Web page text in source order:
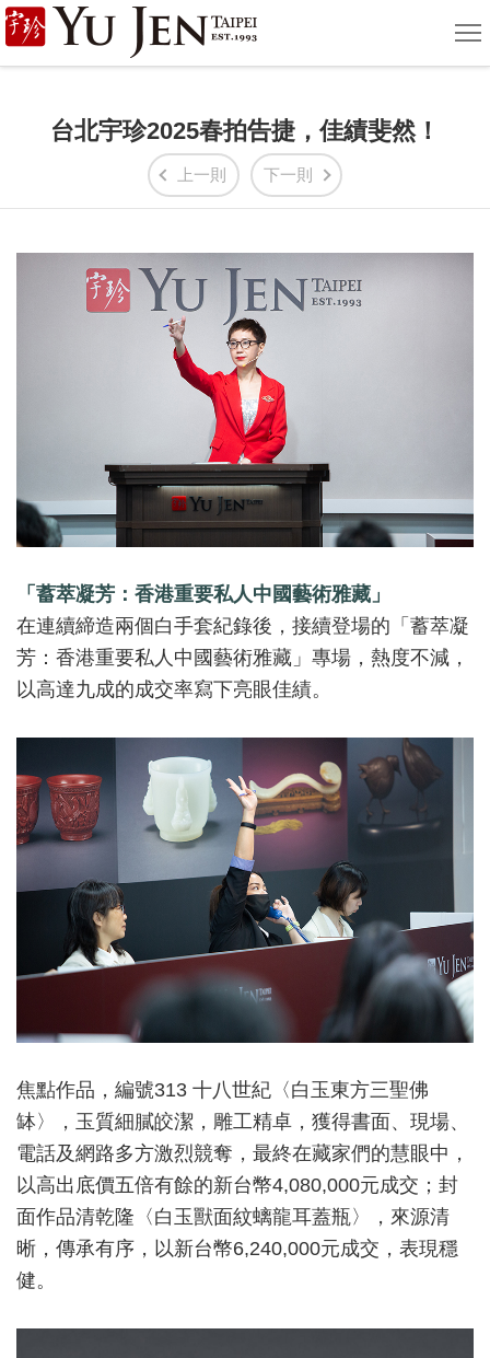
宇
珍
藝
單
台北宇珍2025春拍告捷，佳績斐然！
上一則 下一則
「蓄萃凝芳：香港重要私人中國藝術雅藏」
在連續締造兩個白手套紀錄後，接續登場的「蓄萃凝
芳：香港重要私人中國藝術雅藏」專場，熱度不減，
以高達九成的成交率寫下亮眼佳績。
焦點作品，編號313 十八世紀〈白玉東方三聖佛
缽〉，玉質細膩皎潔，雕工精卓，獲得書面、現場、
電話及網路多方激烈競奪，最終在藏家們的慧眼中，
以高出底價五倍有餘的新台幣4,080,000元成交；封
面作品清乾隆〈白玉獸面紋螭龍耳蓋瓶〉，來源清
晰，傳承有序，以新台幣6,240,000元成交，表現穩
健。